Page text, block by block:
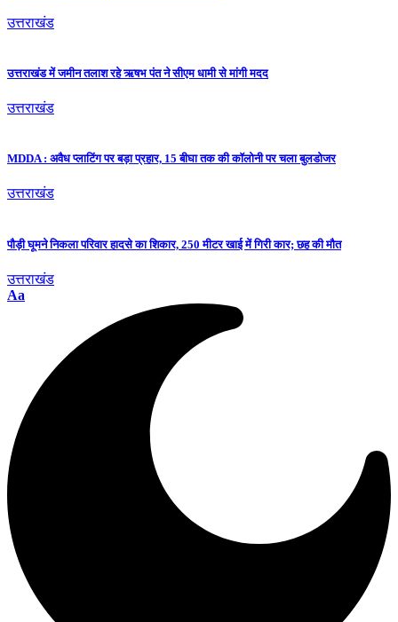
उत्तराखंड
उत्तराखंड में जमीन तलाश रहे ऋषभ पंत ने सीएम धामी से मांगी मदद
उत्तराखंड
MDDA : अवैध प्लाटिंग पर बड़ा प्रहार, 15 बीघा तक की कॉलोनी पर चला बुलडोजर
उत्तराखंड
पौड़ी घूमने निकला परिवार हादसे का शिकार, 250 मीटर खाई में गिरी कार; छह की मौत
उत्तराखंड
Aa